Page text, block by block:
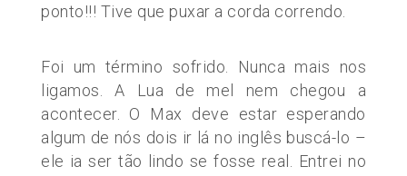
ponto!!! Tive que puxar a corda correndo.
Foi um término sofrido. Nunca mais nos
ligamos. A Lua de mel nem chegou a
acontecer. O Max deve estar esperando
algum de nós dois ir lá no inglês buscá-lo –
ele ia ser tão lindo se fosse real. Entrei no